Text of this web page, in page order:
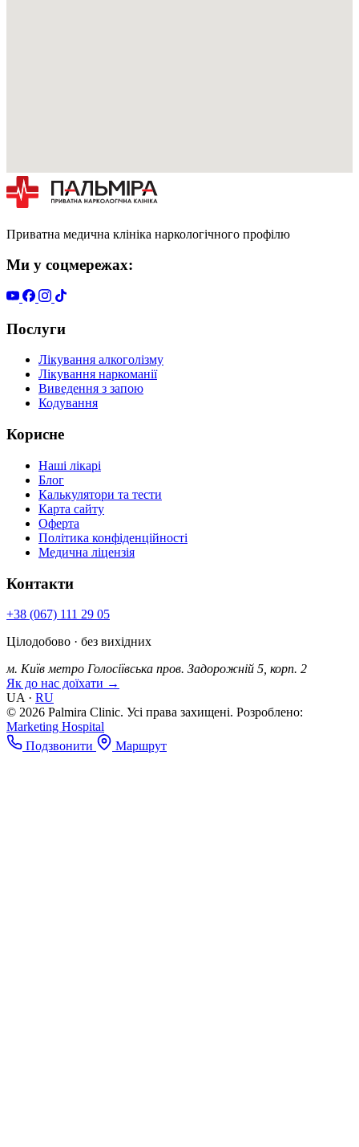
Приватна медична клініка наркологічного профілю
Ми у соцмережах:
Послуги
Лікування алкоголізму
Лікування наркоманії
Виведення з запою
Кодування
Корисне
Наші лікарі
Блог
Калькулятори та тести
Карта сайту
Оферта
Політика конфіденційності
Медична ліцензія
Контакти
+38 (067) 111 29 05
Цілодобово · без вихідних
м. Київ метро Голосіївська пров. Задорожній 5, корп. 2
Як до нас доїхати →
UA · RU
© 2026 Palmira Clinic. Усі права захищені. Розроблено:
Marketing Hospital
Подзвонити
Маршрут